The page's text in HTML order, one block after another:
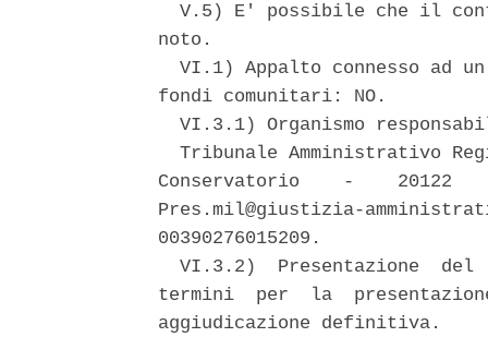
V.5) E' possibile che il
noto.
VI.1) Appalto connesso ad
fondi comunitari: NO.
VI.3.1) Organismo
Tribunale Amministrativo
Conservatorio    -
Pres.mil@giustizia-
00390276015209.
VI.3.2)  Presentazione  del
termini  per  la
aggiudicazione definitiva.